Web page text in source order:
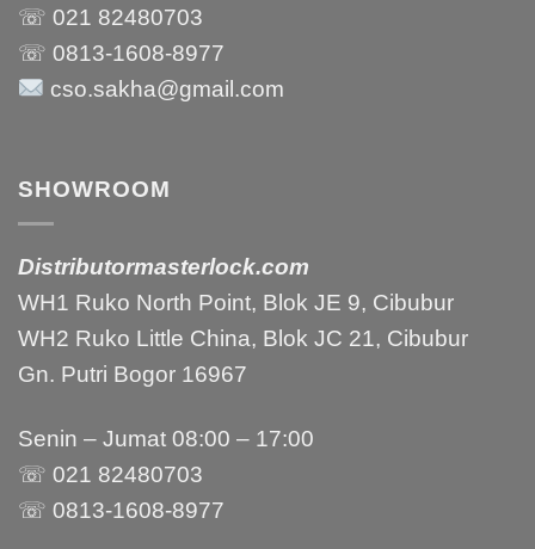
☏ 021 82480703
☏ 0813-1608-8977
cso.sakha@gmail.com
SHOWROOM
Distributormasterlock.com
WH1 Ruko North Point, Blok JE 9, Cibubur
WH2 Ruko Little China, Blok JC 21, Cibubur
Gn. Putri Bogor 16967
Senin – Jumat 08:00 – 17:00
☏ 021 82480703
☏ 0813-1608-8977